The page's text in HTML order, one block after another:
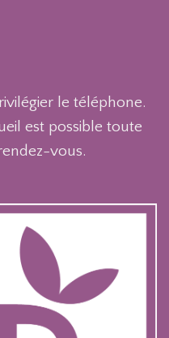
le téléphone.
est possible toute
vous.